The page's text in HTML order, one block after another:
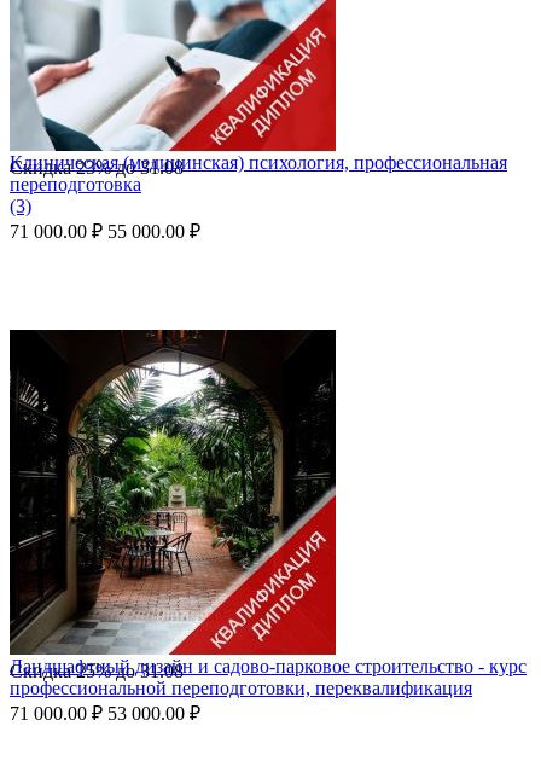
Скидка23%до31.08
Клиническая (медицинская) психология, профессиональная
переподготовка
(3)
71 000.00 ₽ 55 000.00 ₽
Скидка25%до31.08
Ландшафтный дизайн и садово-парковое строительство - курс
профессиональной переподготовки, переквалификация
71 000.00 ₽ 53 000.00 ₽